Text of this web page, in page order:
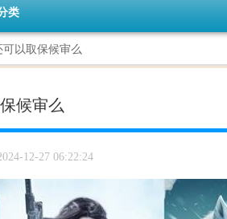
类
以取保候审么
候审么
12-27 06:22:24